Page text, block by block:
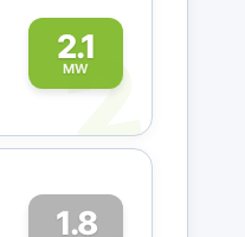
2.1
MW
2
1.8